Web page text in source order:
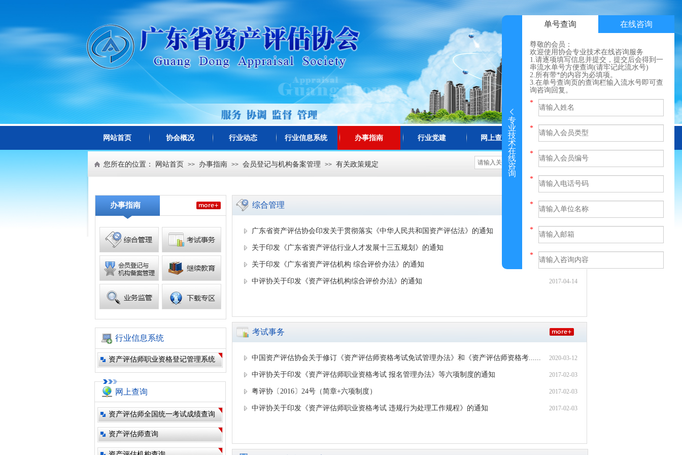
网站首页 协会概况 行业动态 行业信息系统 办事指南 行业党建 网上查询 更多
您所在的位置： 网站首页 >> 办事指南 >> 会员登记与机构备案管理 >> 有关政策规定
办事指南 综合管理
广东省资产评估协会印发关于贯彻落实《中华人民共和国资产评估法》的通知 2017-06-09
关于印发《广东省资产评估行业人才发展十三五规划》的通知
关于印发《广东省资产评估机构 综合评价办法》的通知 2017-04-14
中评协关于印发《资产评估机构综合评价办法》的通知 2017-04-14
考试事务
行业信息系统
中国资产评估协会关于修订《资产评估师资格考试免试管理办法》和《资产评估师资格考...... 2020-03-12
中评协关于印发《资产评估师职业资格考试 报名管理办法》等六项制度的通知 2017-02-03
粤评协〔2016〕24号（简章+六项制度） 2017-02-03
中评协关于印发《资产评估师职业资格考试 违规行为处理工作规程》的通知 2017-02-03
资产评估师职业资格登记管理系统
网上查询
资产评估师全国统一考试成绩查询
资产评估师查询
专
业
技
术
在
线
咨
询
单号查询 在线咨询
尊敬的会员：
欢迎使用协会专业技术在线咨询服务
1.请逐项填写信息并提交，提交后会得到一
串流水单号方便查询(请牢记此流水号)
2.所有带*的内容为必填项。
3.在单号查询页的查询栏输入流水号即可查
询咨询回复。